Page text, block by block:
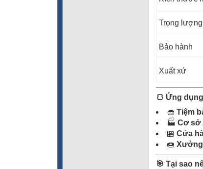
Trọng lượng
Bảo hành
Xuất xứ
🍞 Ứng
🧁 Tiệm
🏭 Cơ sở
🏪 Cửa
🍩 Xưởng
🎯 Tại sao